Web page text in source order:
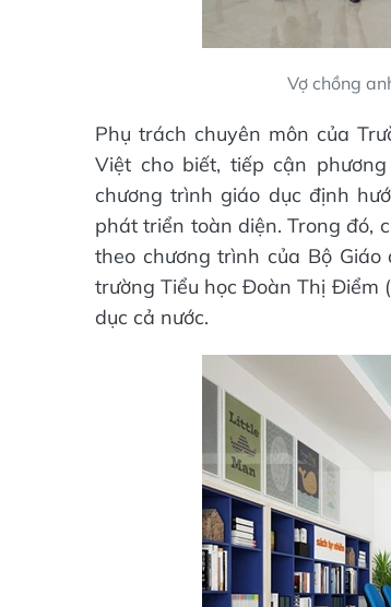
Vợ chồng
Phụ trách chuyên môn của
Việt cho biết, tiếp cận
chương trình giáo dục định
phát triển toàn diện. Trong đó,
theo chương trình của Bộ
trường Tiểu học Đoàn Thị Điểm
dục cả nước.